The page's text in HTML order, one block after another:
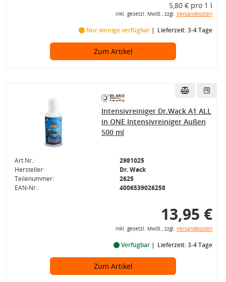
5,80 € pro 1 l
inkl. gesetzl. MwSt., zzgl. Versandkosten
Nur wenige verfügbar Lieferzeit: 3-4 Tage
Zum Artikel
Intensivreiniger Dr.Wack A1 ALL
in ONE Intensivreiniger Außen
500 ml
Art.Nr.:
2981025
Hersteller:
Dr. Wack
Teilenummer:
2625
EAN-Nr.:
4006539026258
13,95 €
inkl. gesetzl. MwSt., zzgl. Versandkosten
Verfügbar Lieferzeit: 3-4 Tage
Zum Artikel